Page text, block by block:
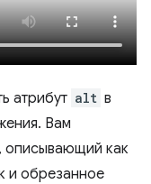
атрибут alt в
Вам
, описывающий как
и обрезанное